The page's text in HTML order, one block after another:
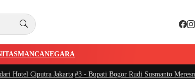
MANCANEGARA
Ciputra Jakarta|#3 -Bupati Bogor Rudi Susmanto